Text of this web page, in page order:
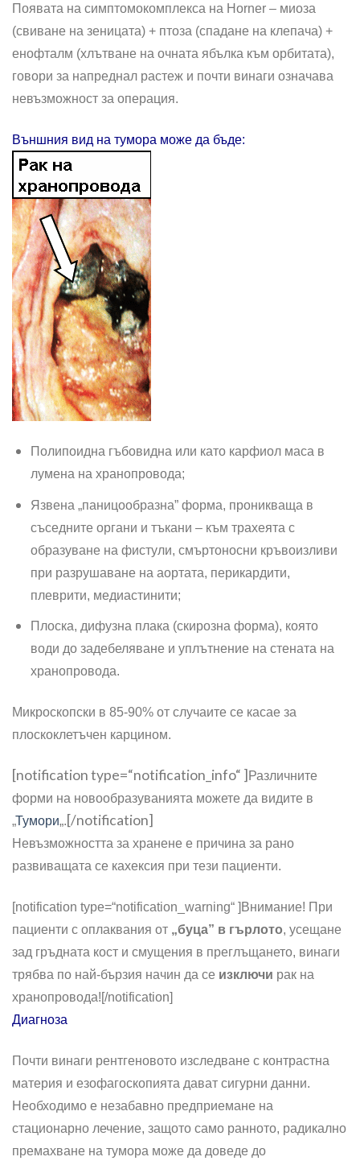
Появата на симптомокомплекса на Horner – миоза
(свиване на зеницата) + птоза (спадане на клепача) +
енофталм (хлътване на очната ябълка към орбитата),
говори за напреднал растеж и почти винаги означава
невъзможност за операция.
Външния вид на тумора може да бъде:
Полипоидна гъбовидна или като карфиол маса в
лумена на хранопровода;
Язвена „паницообразна” форма, проникваща в
съседните органи и тъкани – към трахеята с
образуване на фистули, смъртоносни кръвоизливи
при разрушаване на аортата, перикардити,
плеврити, медиастинити;
Плоска, дифузна плака (скирозна форма), която
води до задебеляване и уплътнение на стената на
хранопровода.
Микроскопски в 85-90% от случаите се касае за
плоскоклетъчен карцином.
[notification type=“notification_info“ ]Различните
форми на новообразуванията можете да видите в
„Тумори„.[/notification]
Невъзможността за хранене е причина за рано
развиващата се кахексия при тези пациенти.
[notification type=“notification_warning“ ] Внимание! При
пациенти с оплаквания от „буца” в гърлото, усещане
зад гръдната кост и смущения в преглъщането, винаги
трябва по най-бързия начин да се изключи рак на
хранопровода![/notification]
Диагноза
Почти винаги рентгеновото изследване с контрастна
материя и езофагоскопията дават сигурни данни.
Необходимо е незабавно предприемане на
стационарно лечение, защото само ранното, радикално
премахване на тумора може да доведе до